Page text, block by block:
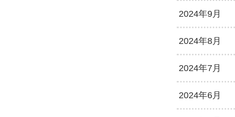
2024年9月
2024年8月
2024年7月
2024年6月